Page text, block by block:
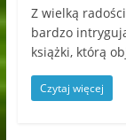
Z wielką
bardzo
książki, którą
Czytaj więcej